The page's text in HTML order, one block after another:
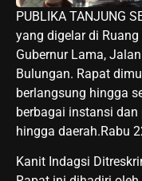
PUBLIKA TANJUNG
yang digelar di
Gubernur Lama,
Bulungan. Rapat
berlangsung hingga
berbagai instansi
hingga daerah.Rabu
Kanit Indagsi